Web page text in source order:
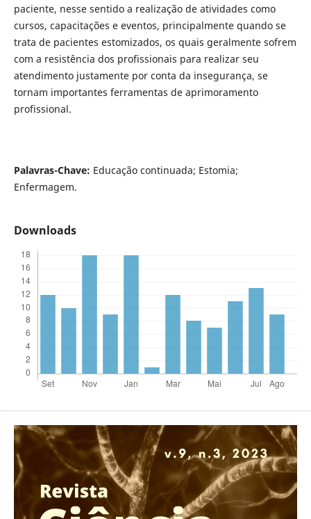
paciente, nesse sentido a realização de atividades como
cursos, capacitações e eventos, principalmente quando se
trata de pacientes estomizados, os quais geralmente sofrem
com a resistência dos profissionais para realizar seu
atendimento justamente por conta da insegurança, se
tornam importantes ferramentas de aprimoramento
profissional.
Palavras-Chave: Educação continuada; Estomia;
Enfermagem.
Downloads